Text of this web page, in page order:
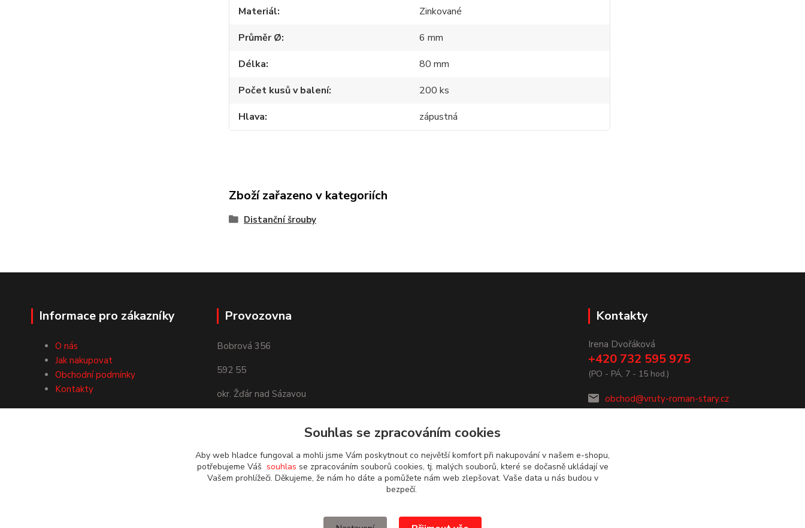
Materiál
Zinkované
Průměr Ø
6 mm
Délka
80 mm
Počet kusů v balení
200 ks
Hlava
zápustná
Zboží zařazeno v kategoriích
Distanční šrouby
Informace pro zákazníky
O nás
Jak nakupovat
Obchodní podmínky
Kontakty
Provozovna
Bobrová 356
592 55
okr. Žďár nad Sázavou
Kontakty
Irena Dvořáková
+420 732 595 975
(PO - PÁ, 7 - 15 hod.)
obchod@vruty-roman-stary.cz
Souhlas se zpracováním cookies
Aby web hladce fungoval a mohli jsme Vám poskytnout co největší komfort při nakupování v našem e-shopu,
potřebujeme Váš souhlas se zpracováním souborů cookies, tj. malých souborů, které se dočasně ukládají ve
Vašem prohlížeči. Děkujeme, že nám ho dáte a pomůžete nám web zlepšovat. Vaše data u nás budou v
bezpečí.